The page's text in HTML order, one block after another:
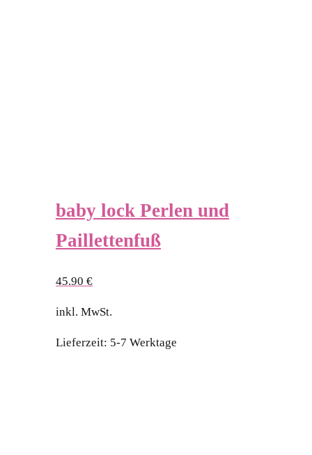
baby lock Perlen und
Paillettenfuß
45.90 €
inkl. MwSt.
Lieferzeit: 5-7 Werktage